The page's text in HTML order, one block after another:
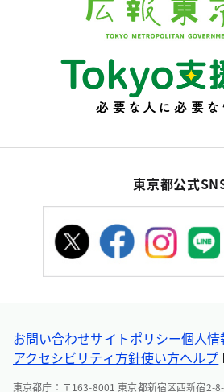
東京都公式
お問い合わせサイトポリシー個人
アクセシビリティ方針使い方ヘルプ
東京都庁：〒163-8001 東京都新宿区西新宿2-